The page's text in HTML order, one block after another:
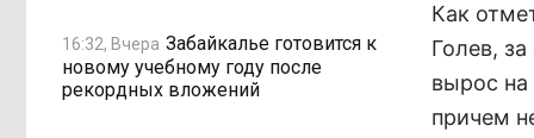
16:32, Вчера Забайкалье готовится к
новому учебному году после
рекордных вложений
Как
Голев,
вырос на
причем